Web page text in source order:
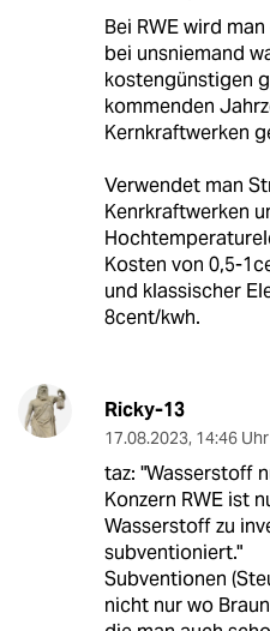
Bei RWE wird
bei unsniemand
kostengünstigen
kommenden
Kernkraftwerken
Verwendet man
Kenrkraftwerken
Kosten von 0,5-
und klassischer
8cent/kwh.
Ricky-13
17.08.2023, 14:46 Uhr
taz: "Wasserstoff
Konzern RWE ist
Wasserstoff zu
subventioniert."
Subventionen
nicht nur wo